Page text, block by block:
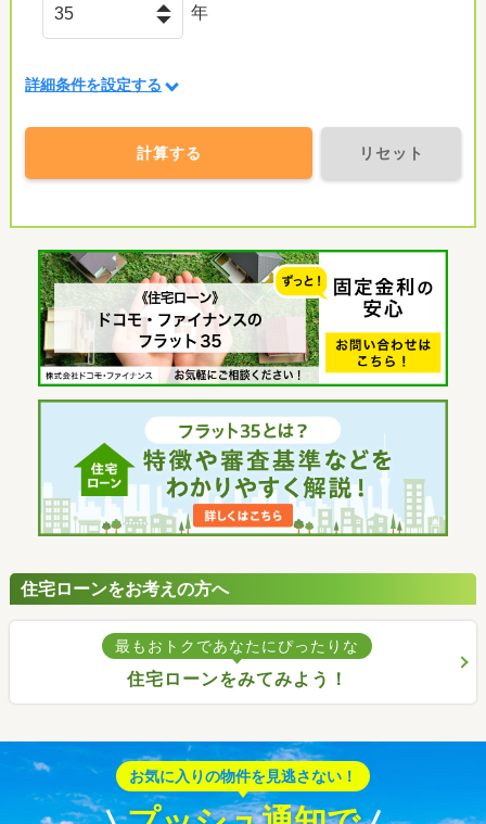
年
詳細条件を設定する
計算する リセット
住宅ローンをお考えの方へ
最もおトクであなたにぴったりな
住宅ローンをみてみよう！
お気に入りの物件を見逃さない！